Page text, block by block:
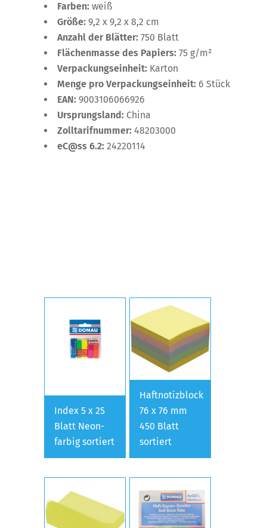
Farben: weiß
Größe: 9,2 x 9,2 x 8,2 cm
Anzahl der Blätter: 750 Blatt
Flächenmasse des Papiers: 75 g/m²
Verpackungseinheit: Karton
Menge pro Verpackungseinheit: 6 Stück
EAN: 9003106066926
Ursprungsland: China
Zolltarifnummer: 48203000
eC@ss 6.2: 24220114
Index 5 x 25
Blatt Neon-
farbig sortiert
Haftnotizblock
76 x 76 mm
450 Blatt
sortiert